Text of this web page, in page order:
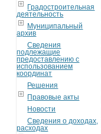
Градостроительная
деятельность
Муниципальный
архив
Сведения
подлежащие
предоставлению с
использованием
координат
Решения
Правовые акты
Новости
Сведения о доходах,
расходах